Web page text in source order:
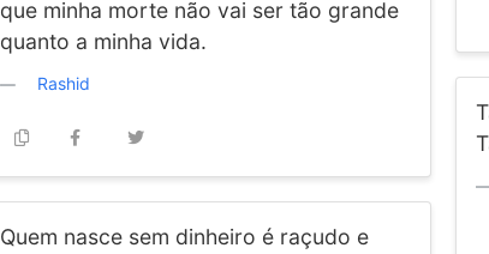
que minha morte não vai ser tão grande
quanto a minha vida.
Rashid
Quem nasce sem dinheiro é raçudo e